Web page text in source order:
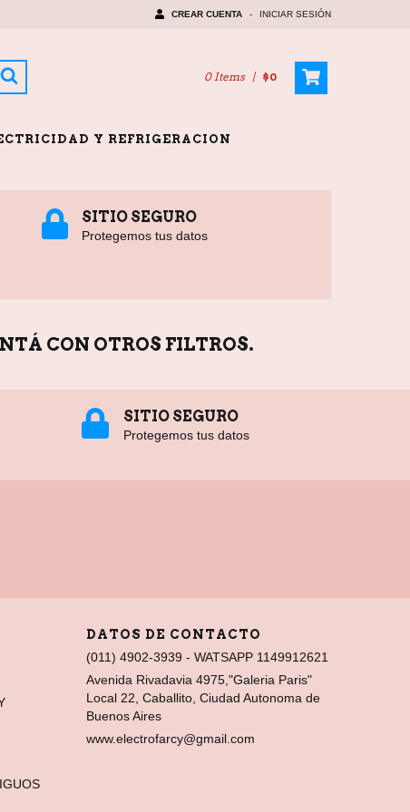
CREAR CUENTA - INICIAR SESIÓN
0 Items | $0
Y REFRIGERACION
SITIO SEGURO
Protegemos tus datos
CON OTROS FILTROS.
SITIO SEGURO
Protegemos tus datos
DATOS DE CONTACTO
(011) 4902-3939 - WATSAPP 1149912621
Avenida Rivadavia 4975,"Galeria Paris"
Local 22, Caballito, Ciudad Autonoma de
Buenos Aires
www.electrofarcy@gmail.com